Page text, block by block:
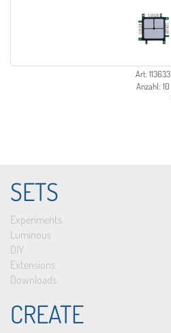
Art. 113633
Anzahl: 10
SETS
Experiments
Luminous
DIY
Extensions
Downloads
CREATE